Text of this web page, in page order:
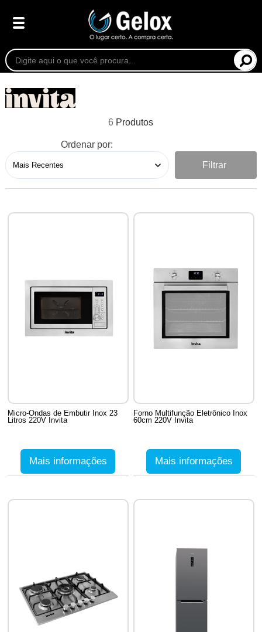
6
Ordenar por:
Filtrar
Micro-Ondas de Embutir Inox 23
Litros 220V Invita
Mais informações
Forno Multifunção Eletrônico Inox
60cm 220V Invita
Mais informações